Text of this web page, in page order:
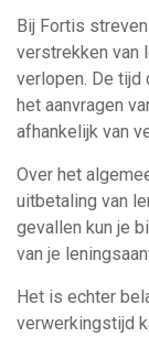
Bij Fortis
verstrekken van
verlopen. De tijd
het aanvragen
afhankelijk van
Over het
uitbetaling van
gevallen kun je
van je
Het is echter
verwerkingstijd